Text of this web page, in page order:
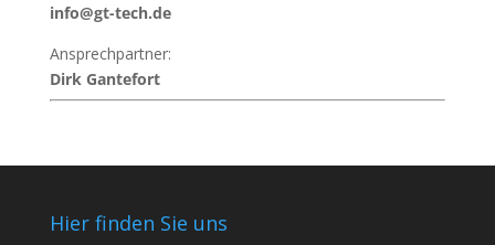
info@gt-tech.de
Ansprechpartner:
Dirk Gantefort
Hier finden Sie uns